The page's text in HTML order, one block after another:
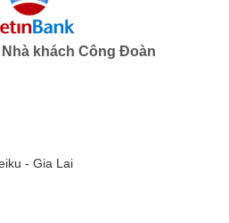
khách Công Đoàn
- Gia Lai